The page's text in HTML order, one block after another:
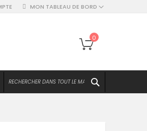
MON TABLEAU DE BORD
Mon panier
0